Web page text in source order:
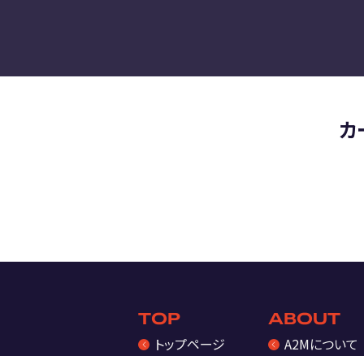
カ
TOP
トップページ
ABOUT
A2Mについて